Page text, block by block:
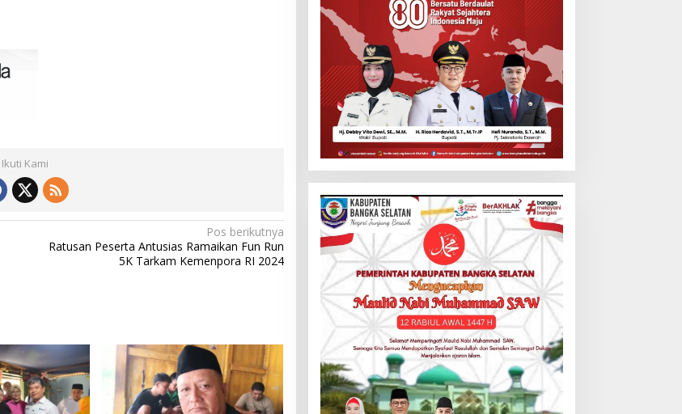
Ikuti Kami
Pos berikutnya
Ratusan Peserta Antusias Ramaikan Fun Run
5K Tarkam Kemenpora RI 2024